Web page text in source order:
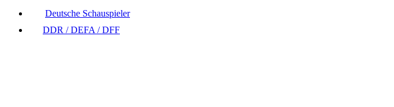
Deutsche Schauspieler
DDR / DEFA / DFF